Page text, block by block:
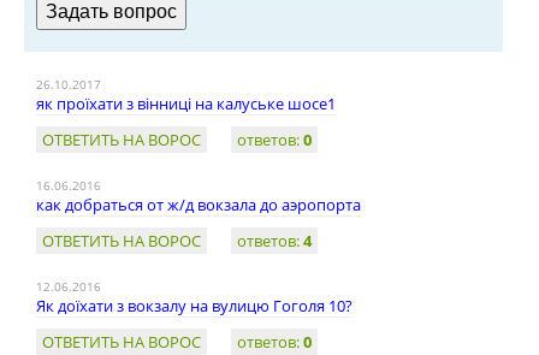
26.10.2017
як проїхати з вінниці на калуське шосе1
ОТВЕТИТЬ НА ВОРОС
ответов:0
16.06.2016
как добраться от ж/д вокзала до аэропорта
ОТВЕТИТЬ НА ВОРОС
ответов:4
12.06.2016
Як доїхати з вокзалу на вулицю Гоголя 10?
ОТВЕТИТЬ НА ВОРОС
ответов:0